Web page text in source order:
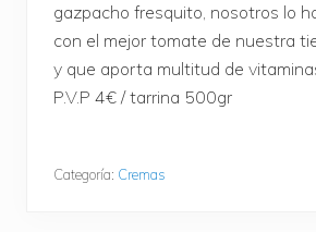
gazpacho fresquito, nosotros lo
con el mejor tomate de nuestra
y que aporta multitud de
P.V.P 4€ / tarrina 500gr
Categoría: Cremas